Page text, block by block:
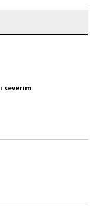
severim.